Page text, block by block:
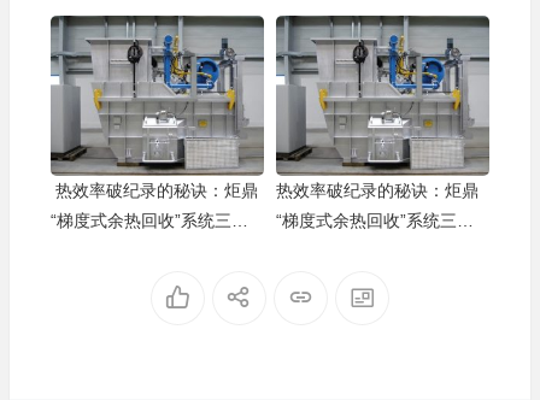
温度场设计
热效率破纪录的秘诀：炬鼎
“梯度式余热回收”系统三维
热效率破纪录的秘诀：炬鼎
“梯度式余热回收”系统三维